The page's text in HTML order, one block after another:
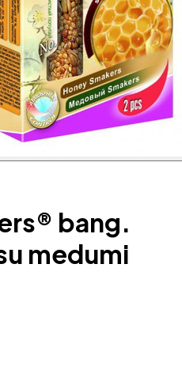
bang.
medumi